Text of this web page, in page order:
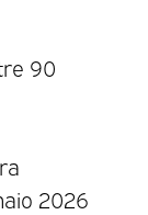
90
2026